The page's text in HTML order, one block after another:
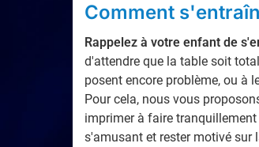
Comment
Rappelez à votre enfant de
d'attendre que la table soit
posent encore problème, ou à
Pour cela, nous vous
imprimer à faire
s'amusant et rester motivé sur